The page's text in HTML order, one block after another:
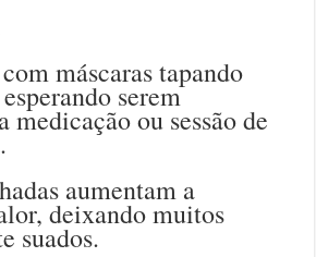
máscaras tapando
serem
medicação ou sessão de
aumentam a
deixando muitos
suados.